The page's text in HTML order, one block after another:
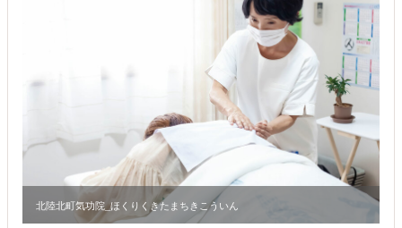
北陸北町気功院_ほくりくきたまちきこういん